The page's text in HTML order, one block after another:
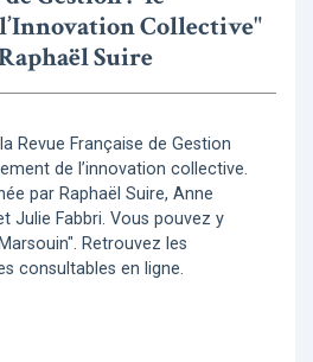
Collective"
Suire
Revue Française de Gestion
de l’innovation collective.
par Raphaël Suire, Anne
Julie Fabbri. Vous pouvez y
Retrouvez les
consultables en ligne.